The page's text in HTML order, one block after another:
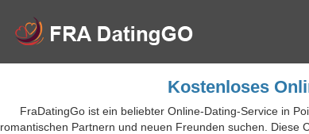
Kostenloses
FraDatingGo ist ein beliebter Online-Dating-Service in
romantischen Partnern und neuen Freunden suchen. Diese